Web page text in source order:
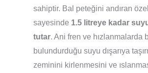
sahiptir. Bal peteğini andıran
sayesinde 1.5 litreye kadar
tutar. Ani fren ve hızlanmalarda
bulundurduğu suyu dışarıya
zeminini kirlenmesini ve